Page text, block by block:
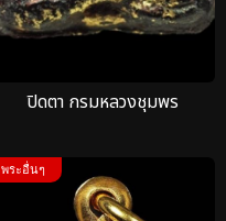
ปิดตา กรมหลวงชุมพร
พระอื่นๆ